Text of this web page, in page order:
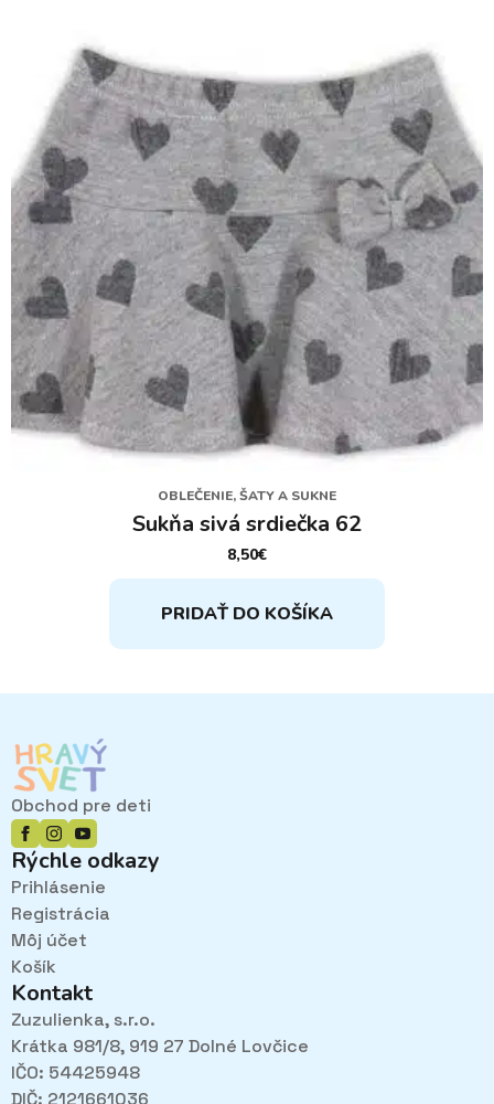
si
môžete
vybrať
na
stránke
produktu.
OBLEČENIE, ŠATY A SUKNE
Sukňa sivá srdiečka 62
8,50€
PRIDAŤ DO KOŠÍKA
Obchod pre deti
Rýchle odkazy
Prihlásenie
Registrácia
Môj účet
Košík
Kontakt
Zuzulienka, s.r.o.
Krátka 981/8, 919 27 Dolné Lovčice
IČO: 54425948
DIČ: 2121661036